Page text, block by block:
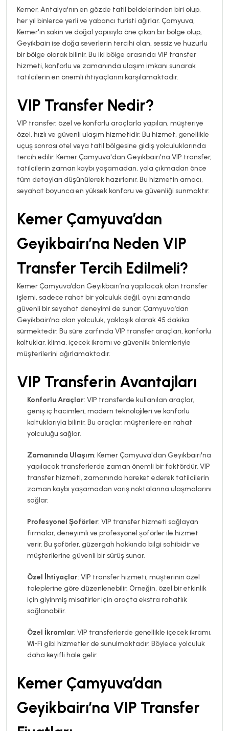
Kemer, Antalya'nın en gözde tatil beldelerinden biri olup,
her yıl binlerce yerli ve yabancı turisti ağırlar. Çamyuva,
Kemer'in sakin ve doğal yapısıyla öne çıkan bir bölge olup,
Geyikbairı ise doğa severlerin tercihi olan, sessiz ve huzurlu
bir bölge olarak bilinir. Bu iki bölge arasında VIP transfer
hizmeti, konforlu ve zamanında ulaşım imkanı sunarak
tatilcilerin en önemli ihtiyaçlarını karşılamaktadır.
VIP Transfer Nedir?
VIP transfer, özel ve konforlu araçlarla yapılan, müşteriye
özel, hızlı ve güvenli ulaşım hizmetidir. Bu hizmet, genellikle
uçuş sonrası otel veya tatil bölgesine gidiş yolculuklarında
tercih edilir. Kemer Çamyuva'dan Geyikbairı'na VIP transfer,
tatilcilerin zaman kaybı yaşamadan, yola çıkmadan önce
tüm detayları düşünülerek hazırlanır. Bu hizmetin amacı,
seyahat boyunca en yüksek konforu ve güvenliği sunmaktır.
Kemer Çamyuva’dan
Geyikbairı’na Neden VIP
Transfer Tercih Edilmeli?
Kemer Çamyuva’dan Geyikbairı’na yapılacak olan transfer
işlemi, sadece rahat bir yolculuk değil, aynı zamanda
güvenli bir seyahat deneyimi de sunar. Çamyuva’dan
Geyikbairı’na olan yolculuk, yaklaşık olarak 45 dakika
sürmektedir. Bu süre zarfında VIP transfer araçları, konforlu
koltuklar, klima, içecek ikramı ve güvenlik önlemleriyle
müşterilerini ağırlamaktadır.
VIP Transferin Avantajları
Konforlu Araçlar: VIP transferde kullanılan araçlar,
geniş iç hacimleri, modern teknolojileri ve konforlu
koltuklarıyla bilinir. Bu araçlar, müşterilere en rahat
yolculuğu sağlar.
Zamanında Ulaşım: Kemer Çamyuva'dan Geyikbairı'na
yapılacak transferlerde zaman önemli bir faktördür. VIP
transfer hizmeti, zamanında hareket ederek tatilcilerin
zaman kaybı yaşamadan varış noktalarına ulaşmalarını
sağlar.
Profesyonel Şoförler: VIP transfer hizmeti sağlayan
firmalar, deneyimli ve profesyonel şoförler ile hizmet
verir. Bu şoförler, güzergah hakkında bilgi sahibidir ve
müşterilerine güvenli bir sürüş sunar.
Özel İhtiyaçlar: VIP transfer hizmeti, müşterinin özel
taleplerine göre düzenlenebilir. Örneğin, özel bir etkinlik
için giyinmiş misafirler için araçta ekstra rahatlık
sağlanabilir.
Özel İkramlar: VIP transferlerde genellikle içecek ikramı,
Wi-Fi gibi hizmetler de sunulmaktadır. Böylece yolculuk
daha keyifli hale gelir.
Kemer Çamyuva’dan
Geyikbairı’na VIP Transfer